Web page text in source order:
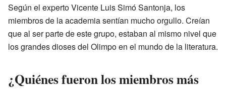
Según el experto Vicente Luis Simó Santonja, los
miembros de la academia sentían mucho orgullo. Creían
que al ser parte de este grupo, estaban al mismo nivel que
los grandes dioses del Olimpo en el mundo de la literatura.
¿Quiénes fueron los miembros más